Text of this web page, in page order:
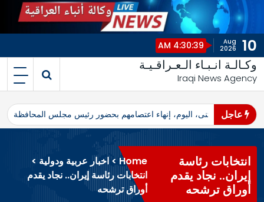
i
t
10
Aug
2026
4:30:39 AM
وكـالـة انـبـاء الـعـراقـيـة
Iraqi News Agency
عاجل
محافظ المثنى، اليوم، إنهاء اعتصامهم بحضور رئيس مجلس المحافظة
انتخابات رئاسة
إيران.. نجاد يقدم
أوراق ترشحه
Home
>اخبار عربية ودولية >
انتخابات رئاسة إيران.. نجاد يقدم
أوراق ترشحه